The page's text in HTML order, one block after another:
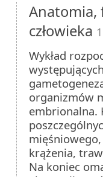
Anatomia,
człowieka
Wykład
organizmów
embrionalna.
krążenia,
Na koniec